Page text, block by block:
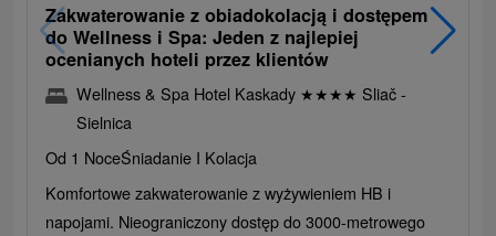
Zakwaterowanie z obiadokolacją i dostępem
do Wellness i Spa: Jeden z najlepiej
ocenianych hoteli przez klientów
Wellness & Spa Hotel Kaskady ★★★★ Sliač -
Sielnica
Od 1 NoceŚniadanie I Kolacja
Komfortowe zakwaterowanie z wyżywieniem HB i
napojami. Nieograniczony dostęp do 3000-metrowego